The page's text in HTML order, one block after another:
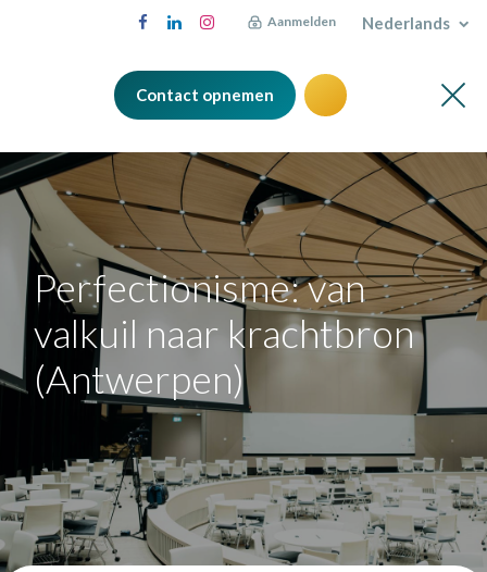
Aanmelden Nederlands
Contact opnemen
Perfectionisme: van
valkuil naar krachtbron
(Antwerpen)